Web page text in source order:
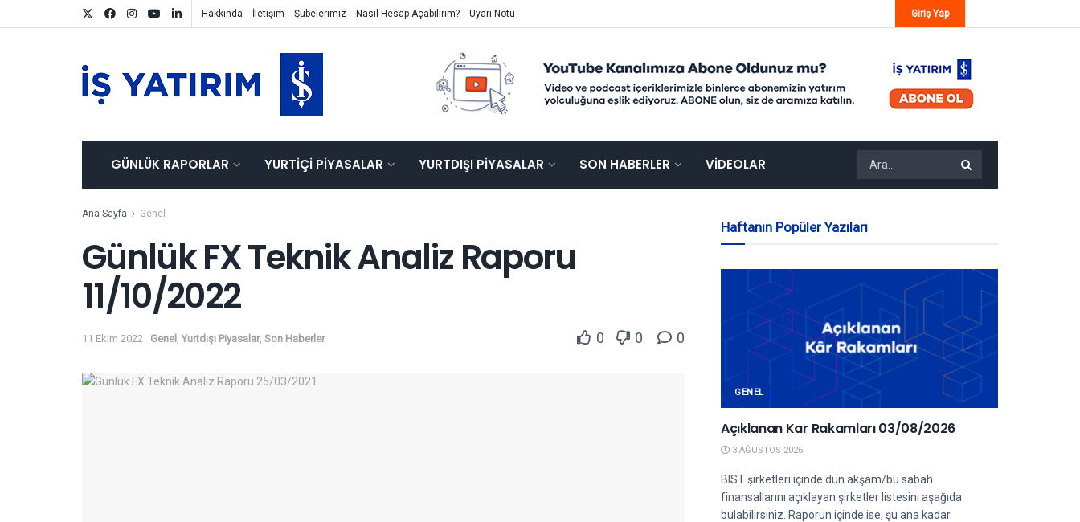
Hakkında İletişim Şubelerimiz Nasıl Hesap Açabilirim? Uyarı Notu Giriş Yap
GÜNLÜK RAPORLAR YURTIÇI PIYASALAR YURTDIŞI PIYASALAR SON HABERLER VIDEOLAR
Ana Sayfa Genel
Günlük FX Teknik Analiz Raporu
11/10/2022
11 Ekim 2022 Genel Yurtdışı Piyasalar, Son Haberler 0 0 0
Haftanın Popüler Yazıları
GENEL
Açıklanan Kar Rakamları 03/08/2026
3 AĞUSTOS 2026
BIST şirketleri içinde dün akşam/bu sabah
finansallarını açıklayan şirketler listesini aşağıda
bulabilirsiniz. Raporun içinde ise, şu ana kadar